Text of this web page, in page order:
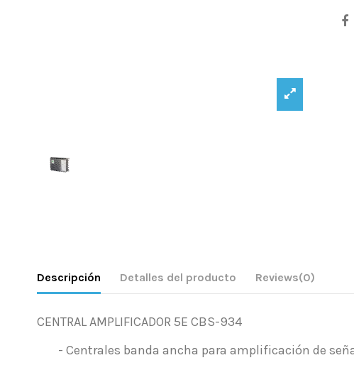
Descripción Detalles del producto Reviews(0)
CENTRAL AMPLIFICADOR 5E CBS-934
- Centrales banda ancha para amplificación de